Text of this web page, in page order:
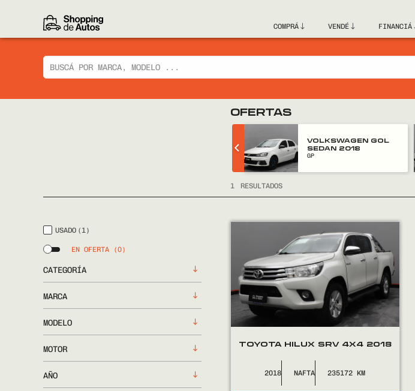
COMPRÁ VENDÉ FINANCIÁ
OFERTAS
VOLKSWAGEN GOL
SEDAN 2018
GP
1 RESULTADOS
USADO (1)
EN OFERTA (0)
CATEGORÍA
MARCA
MODELO
MOTOR
AÑO
TOYOTA HILUX SRV 4X4 2018
2018 NAFTA 235172